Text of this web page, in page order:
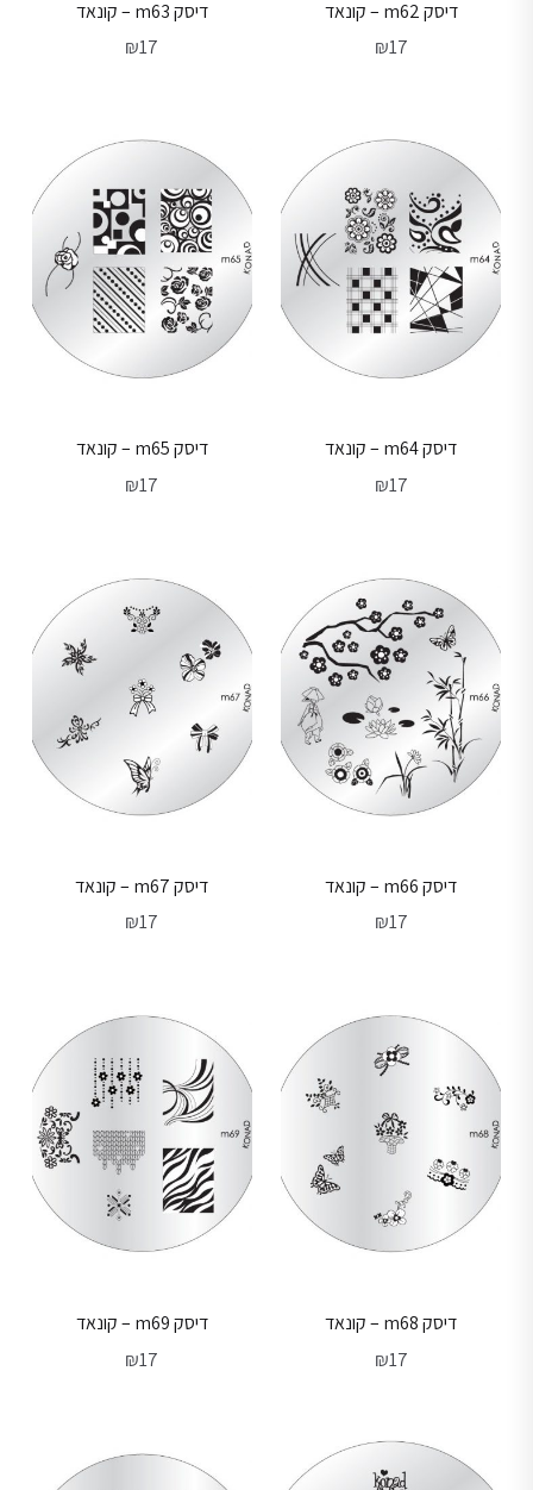
דיסק m62 – קונאד
₪17
דיסק m63 – קונאד
₪17
דיסק m64 – קונאד
₪17
דיסק m65 – קונאד
₪17
דיסק m66 – קונאד
₪17
דיסק m67 – קונאד
₪17
דיסק m68 – קונאד
₪17
דיסק m69 – קונאד
₪17